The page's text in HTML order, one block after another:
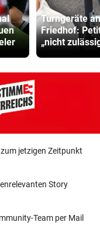
Turngeräte
Friedhof:
„nicht
jetzigen Zeitpunkt
Story
Team per Mail